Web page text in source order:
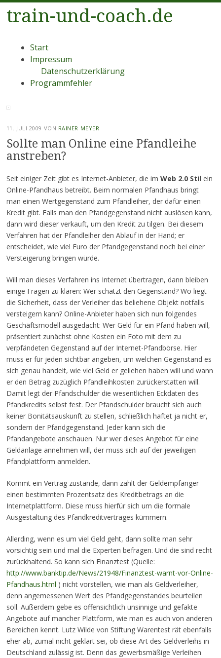
train-und-coach.de
Menü
Zum
Inhalt
Start
Impressum
Datenschutzerklärung
Programmfehler
11. JULI 2009 VON RAINER MEYER
Sollte man Online eine Pfandleihe
anstreben?
Seit einiger Zeit gibt es Internet-Anbieter, die im Web 2.0 Stilein
Online-Pfandhaus betreibt. Beim normalen Pfandhaus bringt
man einen Wertgegenstand zum Pfandleiher, der dafür einen
Kredit gibt. Falls man den Pfandgegenstand nicht auslösen kann,
dann wird dieser verkauft, um den Kredit zu tilgen. Bei diesem
Verfahren hat der Pfandleiher den Ablauf in der Hand; er
entscheidet, wie viel Euro der Pfandgegenstand noch bei einer
Versteigerung bringen würde.
Will man dieses Verfahren ins Internet übertragen, dann bleiben
einige Fragen zu klären: Wer schätzt den Gegenstand? Wo liegt
die Sicherheit, dass der Verleiher das beliehene Objekt notfalls
versteigern kann? Online-Anbieter haben sich nun folgendes
Geschäftsmodell ausgedacht: Wer Geld für ein Pfand haben will,
präsentiert zunächst ohne Kosten ein Foto mit dem zu
verpfändeten Gegenstand auf der Internet-Pfandbörse. Hier
muss er für jeden sichtbar angeben, um welchen Gegenstand es
sich genau handelt, wie viel Geld er geliehen haben will und wann
er den Betrag zuzüglich Pfandleihkosten zurückerstatten will.
Damit legt der Pfandschulder die wesentlichen Eckdaten des
Pfandkredits selbst fest. Der Pfandschulder braucht sich auch
keiner Bonitätsauskunft zu stellen, schließlich haftet ja nicht er,
sondern der Pfandgegenstand. Jeder kann sich die
Pfandangebote anschauen. Nur wer dieses Angebot für eine
Geldanlage annehmen will, der muss sich auf der jeweiligen
Pfandplattform anmelden.
Kommt ein Vertrag zustande, dann zahlt der Geldempfänger
einen bestimmten Prozentsatz des Kreditbetrags an die
Internetplattform. Diese muss hierfür sich um die formale
Ausgestaltung des Pfandkreditvertrages kümmern.
Allerding, wenn es um viel Geld geht, dann sollte man sehr
vorsichtig sein und mal die Experten befragen. Und die sind recht
zurückhaltend. So kann sich Finanztest (Quelle:
http://www.banktip.de/News/21948/Finanztest-warnt-vor-Online-
Pfandhaus.html ) nicht vorstellen, wie man als Geldverleiher,
denn angemessenen Wert des Pfandgegenstandes beurteilen
soll. Außerdem gebe es offensichtlich unsinnige und gefakte
Angebote auf mancher Plattform, wie man es auch von anderen
Bereichen kennt. Lutz Wilde von Stiftung Warentest rät ebenfalls
eher ab, zumal nicht geklärt sei, ob diese Art des Geldverleihs in
Deutschland zulässig ist. Denn das gewerbsmäßige Verleihen